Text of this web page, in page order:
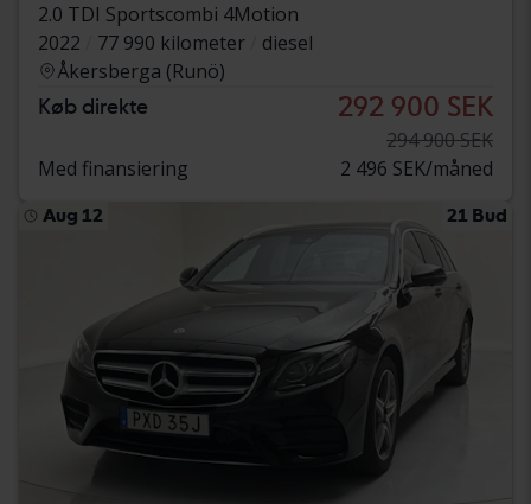
2.0 TDI Sportscombi 4Motion
2022
77 990 kilometer
diesel
Åkersberga (Runö)
Køb direkte 292 900 SEK
294 900 SEK
Med finansiering
2 496 SEK/måned
Aug 12 21 Bud